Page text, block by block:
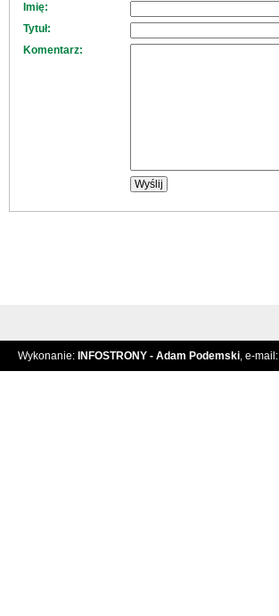
Imię:
Tytuł:
Komentarz:
Wykonanie: INFOSTRONY - Adam Podemski, e-mail: